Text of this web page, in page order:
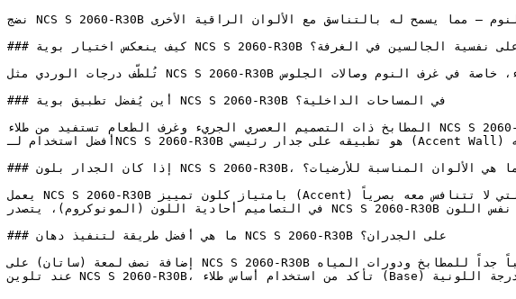
نضج NCS S 2060-R30B في هذه الدرجة المتوسطة يجعله فعالاً ومناسباً لخارج غرف النوم — مما يسمح له بالتناسق مع الألوان الراقية الأخرى.
### كيف ينعكس اختيار بوية NCS S 2060-R30B على نفسية الجالسين في الغرفة؟
تُلطّف درجات الوردي مثل NCS S 2060-R30B قسوة الزوايا والمساحات وتُدخل إحساساً بالدفء، خاصة في غرف النوم وصالات الجلوس.
### أين يُفضل تطبيق بوية NCS S 2060-R30B في المساحات الداخلية؟
المطابخ ذات التصميم العصري الجريء وغرف الطعام تستفيد من طلاء NCS S 2060-R30B على الخزائن السفلية أو جزيرة المطبخ.
أفضل استخدام لـNCS S 2060-R30B هو تطبيقه على جدار رئيسي (Accent Wall) أو على سطح محدد لإبراز قوة لونه وتشبعه.
### إذا كان الجدار بلون NCS S 2060-R30B، فما هي الألوان المناسبة للأرضيات؟
يعمل NCS S 2060-R30B بامتياز كلون تمييز (Accent) على خلفيات من ألوان الجريج الهادئة أو الحجر الفاتح التي لا تتنافس معه بصرياً.
في التصاميم أحادية اللون (المونوكروم)، يتصدر NCS S 2060-R30B المشهد، مدعوماً بدرجات أفتح وأغمق من نفس اللون.
### ما هي أفضل طريقة لتنفيذ دهان NCS S 2060-R30B على الجدران؟
إضافة نصف لمعة (ساتان) على NCS S 2060-R30B تمنح الجدار عمقاً خفيفاً مع سهولة في التنظيف، مما يجعله مناسباً جداً للمطابخ ودورات المياه.
عند تلوين NCS S 2060-R30B، تأكد من استخدام أساس طلاء (Base) أبيض عالي الجودة للحفاظ على دقة ونقاء الدرجة اللونية.